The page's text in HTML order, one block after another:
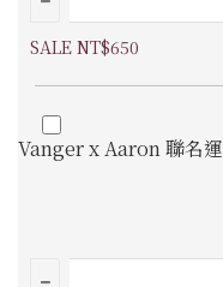
SALE NT$650
Vanger x Aaron 聯名